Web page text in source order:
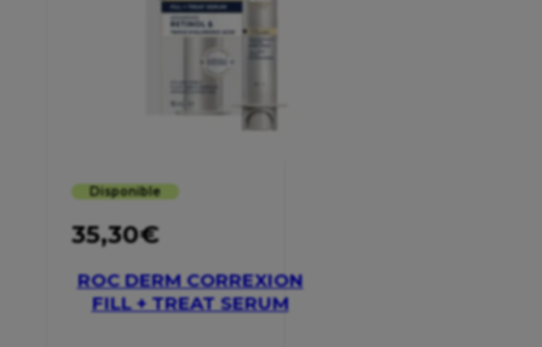
Disponible
35,30€
ROC DERM CORREXION
FILL + TREAT SERUM